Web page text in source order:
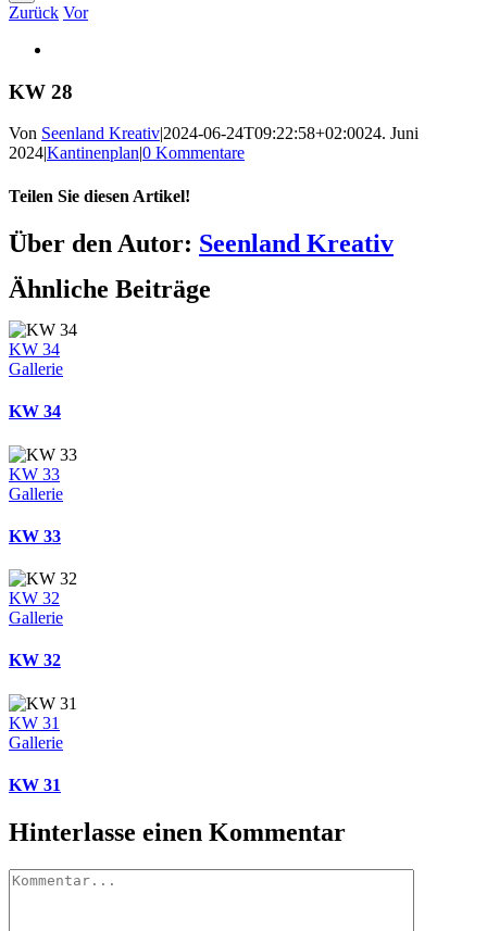
Zurück Vor
Bild
KW 28
Von Seenland Kreativ|2024-06-24T09:22:58+02:0024. Juni
2024|Kantinenplan|0 Kommentare
Teilen Sie diesen Artikel!
Facebook
Twitter
Reddit
LinkedIn
WhatsApp
Telegram
Tumblr
Pinterest
Vk
Xing
E-
Mail
Über den Autor: Seenland Kreativ
Ähnliche Beiträge
KW 34
Gallerie
KW 34
KW 33
Gallerie
KW 33
KW 32
Gallerie
KW 32
KW 31
Gallerie
KW 31
Hinterlasse einen Kommentar
Kommentar